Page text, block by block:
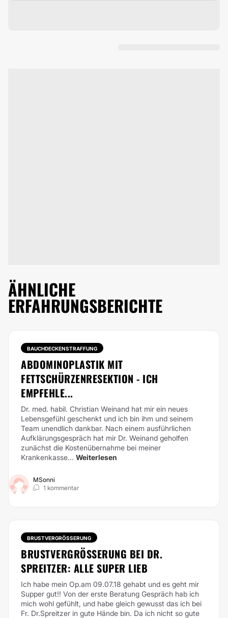
ÄHNLICHE
ERFAHRUNGSBERICHTE
BAUCHDECKENSTRAFFUNG
ABDOMINOPLASTIK MIT
FETTSCHÜRZENRESEKTION - ICH
EMPFEHLE...
Dr. med. habil. Christian Weinand hat mir ein neues
Lebensgefühl geschenkt und ich bin ihm und seinem
Team unendlich dankbar. Nach einem ausführlichen
Aufklärungsgespräch hat mir Dr. Weinand geholfen
zunächst die Kostenübernahme bei meiner
Krankenkasse... Weiterlesen
MSonni
1 kommentar
BRUSTVERGRÖSSERUNG
BRUSTVERGRÖSSERUNG BEI DR. S
PREITZER: ALLE SUPER LIEB
Ich habe mein Op.am 09.07.18 gehabt und es geht mir
Supper gut!! Von der erste Beratung Gespräch hab ich
mich wohl gefühlt, und habe gleich gewusst das ich bei
Fr. Dr.Spreitzer in gute Hände bin. Da ich nicht so gute